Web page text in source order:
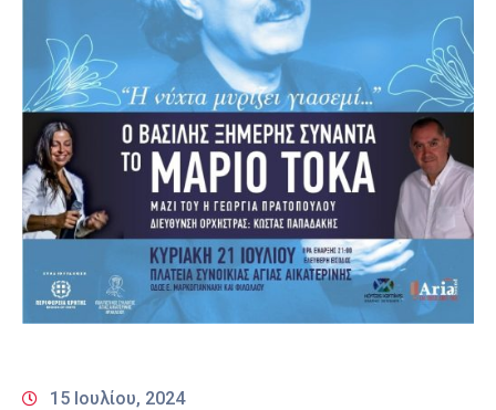
Ψηφιακές
Υπηρεσίες
Επικοινωνία
15 Ιουλίου, 2024